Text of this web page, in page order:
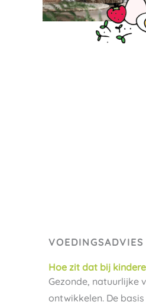
Hoe zit dat bij
Gezonde, natuurlijke
ontwikkelen. De